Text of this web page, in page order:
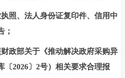
照、法人身份证复印件、信用中
；
财政部关于《推动解决政府采购异
〔2026〕2号）相关要求合理报